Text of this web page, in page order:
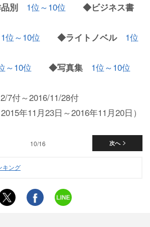
別
1位～10位 ◆ビジネス書
1位～10位 ◆ライトノベル
1位
～10位 ◆写真集 1位～10位
7付～2016/11/28付
年11月23日～2016年11月20日）
次へ
10/16
キング